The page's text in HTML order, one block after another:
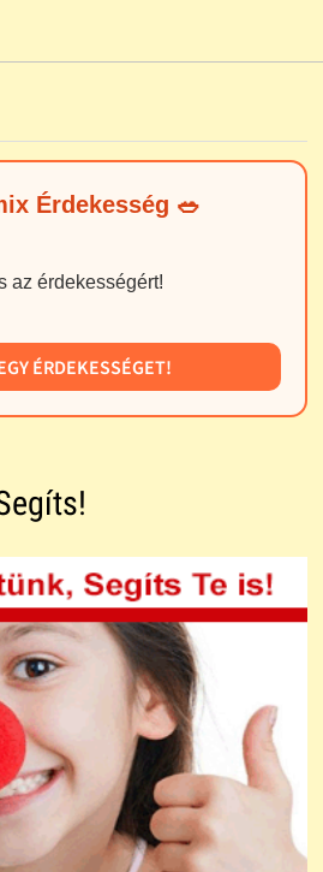
Érdekesség 🥗
az érdekességért!
ÉRDEKESSÉGET!